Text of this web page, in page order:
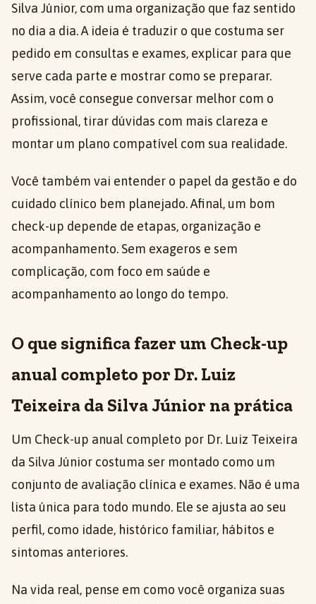
Silva Júnior, com uma organização que faz sentido
no dia a dia. A ideia é traduzir o que costuma ser
pedido em consultas e exames, explicar para que
serve cada parte e mostrar como se preparar.
Assim, você consegue conversar melhor com o
profissional, tirar dúvidas com mais clareza e
montar um plano compatível com sua realidade.
Você também vai entender o papel da gestão e do
cuidado clínico bem planejado. Afinal, um bom
check-up depende de etapas, organização e
acompanhamento. Sem exageros e sem
complicação, com foco em saúde e
acompanhamento ao longo do tempo.
O que significa fazer um Check-up
anual completo por Dr. Luiz
Teixeira da Silva Júnior na prática
Um Check-up anual completo por Dr. Luiz Teixeira
da Silva Júnior costuma ser montado como um
conjunto de avaliação clínica e exames. Não é uma
lista única para todo mundo. Ele se ajusta ao seu
perfil, como idade, histórico familiar, hábitos e
sintomas anteriores.
Na vida real, pense em como você organiza suas